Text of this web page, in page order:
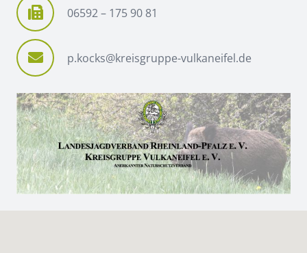
06592 – 175 90 81
p.kocks@kreisgruppe-vulkaneifel.de